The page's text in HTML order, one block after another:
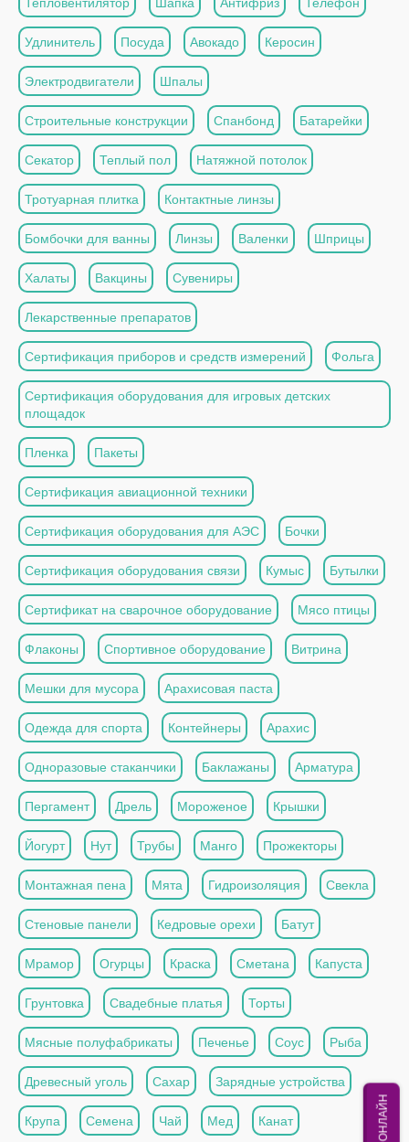
Удлинитель Посуда Авокадо Керосин
Электродвигатели Шпалы
Строительные конструкции Спанбонд Батарейки
Секатор Теплый пол Натяжной потолок
Тротуарная плитка Контактные линзы
Бомбочки для ванны Линзы Валенки Шприцы
Халаты Вакцины Сувениры
Лекарственные препаратов
Сертификация приборов и средств измерений Фольга
Сертификация оборудования для игровых детских
площадок
Пленка Пакеты
Сертификация авиационной техники
Сертификация оборудования для АЭС Бочки
Сертификация оборудования связи Кумыс Бутылки
Сертификат на сварочное оборудование Мясо птицы
Флаконы Спортивное оборудование Витрина
Мешки для мусора Арахисовая паста
Одежда для спорта Контейнеры Арахис
Одноразовые стаканчики Баклажаны Арматура
Пергамент Дрель Мороженое Крышки
Йогурт Нут Трубы Манго Прожекторы
Монтажная пена Мята Гидроизоляция Свекла
Стеновые панели Кедровые орехи Батут
Мрамор Огурцы Краска Сметана Капуста
Грунтовка Свадебные платья Торты
Мясные полуфабрикаты Печенье Соус Рыба
Древесный уголь Сахар Зарядные устройства
Крупа Семена Чай Мед Канат